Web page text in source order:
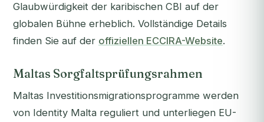
Glaubwürdigkeit der karibischen CBI auf der
globalen Bühne erheblich. Vollständige Details
finden Sie auf der offiziellen ECCIRA-Website.
Maltas Sorgfaltsprüfungsrahmen
Maltas Investitionsmigrationsprogramme werden
von Identity Malta reguliert und unterliegen EU-